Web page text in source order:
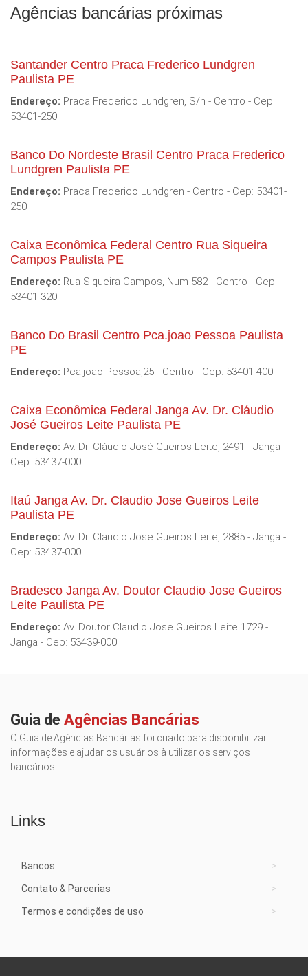
Agências bancárias próximas
Santander Centro Praca Frederico Lundgren
Paulista PE
Endereço: Praca Frederico Lundgren, S/n - Centro - Cep:
53401-250
Banco Do Nordeste Brasil Centro Praca Frederico
Lundgren Paulista PE
Endereço: Praca Frederico Lundgren - Centro - Cep: 53401-
250
Caixa Econômica Federal Centro Rua Siqueira
Campos Paulista PE
Endereço: Rua Siqueira Campos, Num 582 - Centro - Cep:
53401-320
Banco Do Brasil Centro Pca.joao Pessoa Paulista
PE
Endereço: Pca.joao Pessoa,25 - Centro - Cep: 53401-400
Caixa Econômica Federal Janga Av. Dr. Cláudio
José Gueiros Leite Paulista PE
Endereço: Av. Dr. Cláudio José Gueiros Leite, 2491 - Janga -
Cep: 53437-000
Itaú Janga Av. Dr. Claudio Jose Gueiros Leite
Paulista PE
Endereço: Av. Dr. Claudio Jose Gueiros Leite, 2885 - Janga -
Cep: 53437-000
Bradesco Janga Av. Doutor Claudio Jose Gueiros
Leite Paulista PE
Endereço: Av. Doutor Claudio Jose Gueiros Leite 1729 -
Janga - Cep: 53439-000
Guia de Agências Bancárias
O Guia de Agências Bancárias foi criado para disponibilizar
informações e ajudar os usuários à utilizar os serviços
bancários.
Links
Bancos
Contato & Parcerias
Termos e condições de uso